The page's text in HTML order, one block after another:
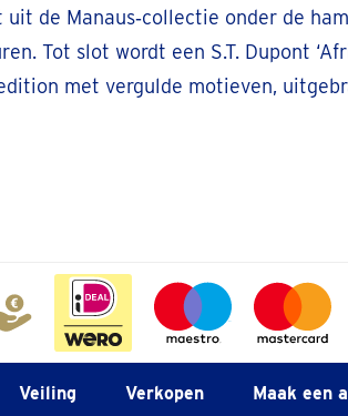
uit de Manaus‑collectie onder de
Tot slot wordt een S.T. Dupont
met vergulde motieven,
Veiling Verkopen Maak een